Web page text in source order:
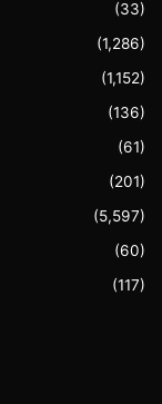
(33)
(1,286)
(1,152)
(136)
(61)
(201)
(5,597)
(60)
(117)